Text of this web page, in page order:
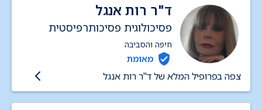
ד"ר רות אנגל
פסיכולוגית פסיכותרפיסטית
חיפה והסביבה
מאומת
צפה בפרופיל המלא של ד"ר רות אנגל